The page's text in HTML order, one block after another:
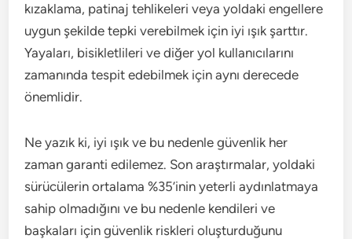
kızaklama, patinaj tehlikeleri veya yoldaki engellere
uygun şekilde tepki verebilmek için iyi ışık şarttır.
Yayaları, bisikletlileri ve diğer yol kullanıcılarını
zamanında tespit edebilmek için aynı derecede
önemlidir.
Ne yazık ki, iyi ışık ve bu nedenle güvenlik her
zaman garanti edilemez. Son araştırmalar, yoldaki
sürücülerin ortalama %35’inin yeterli aydınlatmaya
sahip olmadığını ve bu nedenle kendileri ve
başkaları için güvenlik riskleri oluşturduğunu